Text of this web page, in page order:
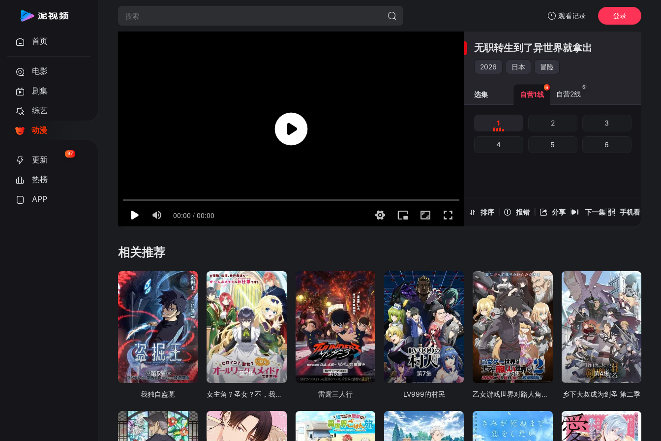
观看记录
我的观影记录
无职转生到了异世界就拿出真本事 第三季
登录
首页
电影
剧集
综艺
动漫
更新
97
热榜
APP
无职转生到了异世界就拿出
2026 日本 冒险
排序 报错 分享 下一集 手机看
无职转生到了异世界就拿出真本事 第三季 -1
选集 自营1线
6
自营2线
6
1 2 3
4 5 6
相关推荐
第5集
我独自盗墓
第7集
女主角？圣女？不，我是杂役女仆（自豪）
第5集
雷霆三人行
第7集
LV999的村民
第5集
乙女游戏世界对路人角色很不友好 第二季
第4集
乡下大叔成为剑圣 第二季